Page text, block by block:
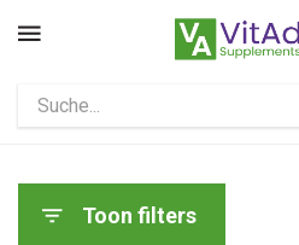
Toon filters